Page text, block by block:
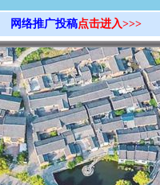
网络推广投稿点击进入>>>